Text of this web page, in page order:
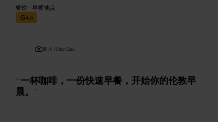
餐饮 •早餐地点
4.6
图片 /Uber Eats
“一杯咖啡，一份快速早餐，开始你的伦敦早
晨。 ”